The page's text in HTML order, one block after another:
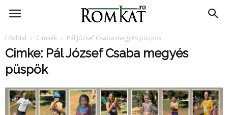
RomKat.ro
Főoldal Cimkék Pál József Csaba megyés püspök
Cimke: Pál József Csaba megyés
püspök